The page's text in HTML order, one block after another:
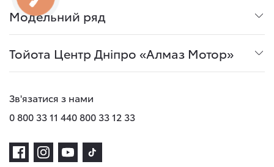
Модельний ряд
Тойота Центр Дніпро «Алмаз Мотор»
Зв'язатися з нами
0 800 33 11 440 800 33 12 33